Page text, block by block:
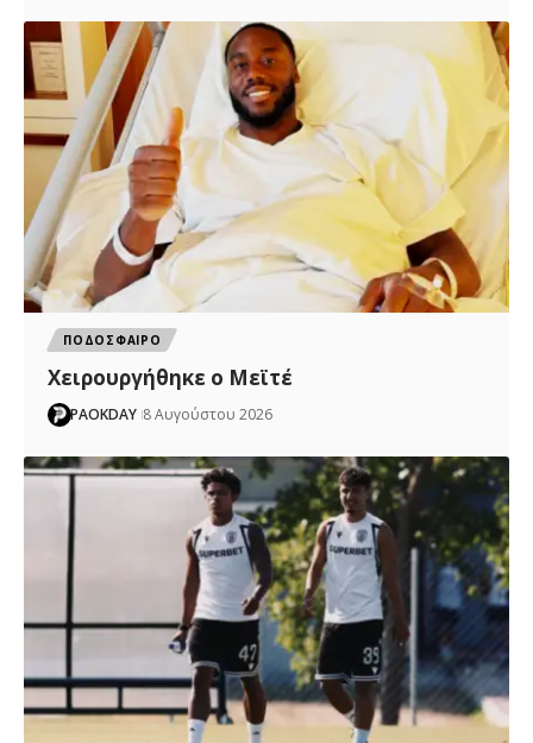
ΠΟΔΟΣΦΑΙΡΟ
Χειρουργήθηκε ο Μεϊτέ
PAOKDAY 8 Αυγούστου 2026